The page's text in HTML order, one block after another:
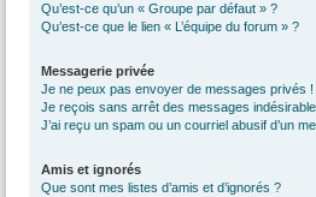
Qu’est-ce qu’un « Groupe par défaut » ?
Qu’est-ce que le lien « L’équipe du forum » ?
Messagerie privée
Je ne peux pas envoyer de messages privés !
Je reçois sans arrêt des messages
J’ai reçu un spam ou un courriel abusif d’un
Amis et ignorés
Que sont mes listes d’amis et d’ignorés ?